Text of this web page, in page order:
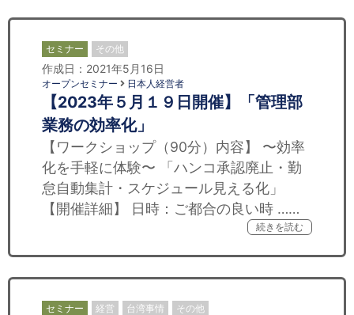
セミナー その他
作成日：2021年5月16日
オープンセミナー 日本人経営者
【2023年５月１９日開催】「管理部
業務の効率化」
【ワークショップ（90分）内容】 〜効率
化を手軽に体験〜 「ハンコ承認廃止・勤
怠自動集計・スケジュール見える化」
【開催詳細】 日時：ご都合の良い時 ……
続きを読む
セミナー 経営 台湾事情 その他